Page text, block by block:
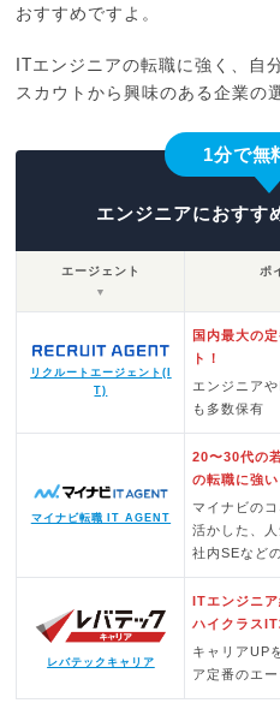
おすすめですよ。
ITエンジニアの転職に強く、自
スカウトから興味のある企業の
1分で無
エンジニアにおすす
エージェント
▼
ポ
リクルートエージェント(I
T)
国内最大の
ト！
エンジニア
も多数保有
マイナビ転職 IT AGENT
20〜30代の
の転職に強い
マイナビの
活かした、
社内SEなど
レバテックキャリア
ITエンジニ
ハイクラスIT
キャリアUP
ア定番のエ